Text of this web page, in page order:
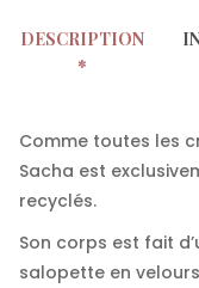
DESCRIPTION
Comme toutes les
Sacha est
recyclés.
Son corps est fait
salopette en